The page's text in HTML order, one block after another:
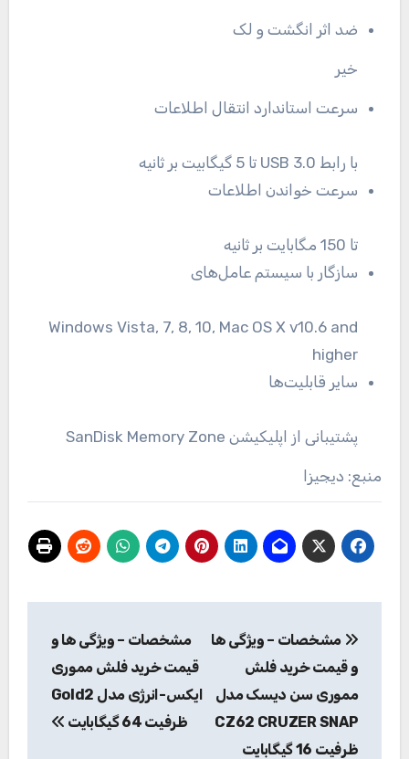
ضد اثر انگشت و لک
خیر
سرعت استاندارد انتقال اطلاعات
با رابط USB 3.0 تا 5 گیگابیت بر ثانیه
سرعت خواندن اطلاعات
تا 150 مگابایت بر ثانیه
سازگار با سیستم عامل‌های
Windows Vista, 7, 8, 10, Mac OS X v10.6 and
higher
سایر قابلیت‌ها
پشتیبانی از اپلیکیشن SanDisk Memory Zone
منبع: دیجیزا
نوشته
مشخصات – ویژگی ها
و قیمت خرید فلش
مموری سن دیسک مدل
CZ62 CRUZER SNAP
ظرفیت 16 گیگابایت
مشخصات – ویژگی ها و
قیمت خرید فلش مموری
ایکس-انرژی مدل Gold2
ظرفیت 64 گیگابایت